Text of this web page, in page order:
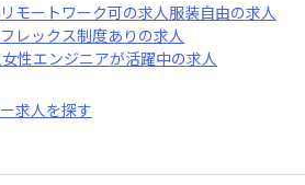
リモートワーク可の求人服装自由の求人
フレックス制度あり の求人
女性エンジニアが活躍中の求人
求人を探す